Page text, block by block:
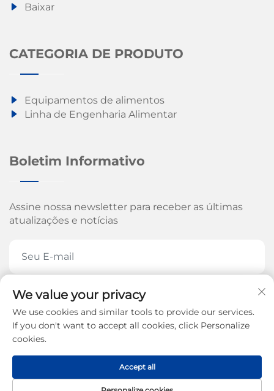
Baixar
CATEGORIA DE PRODUTO
Equipamentos de alimentos
Linha de Engenharia Alimentar
Boletim Informativo
Assine nossa newsletter para receber as últimas
atualizações e notícias
ASSINE AGORA
Direitos autorais © 2026 pela Jinan Arrow Machinery
Co., Ltd. - Política de Privacidade
We value your privacy
We use cookies and similar tools to provide our services.
If you don't want to accept all cookies, click Personalize
cookies.
Accept all